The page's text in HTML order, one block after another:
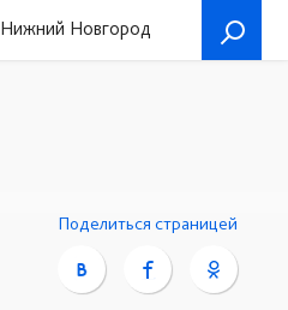
Нижний Новгород
Поделиться страницей